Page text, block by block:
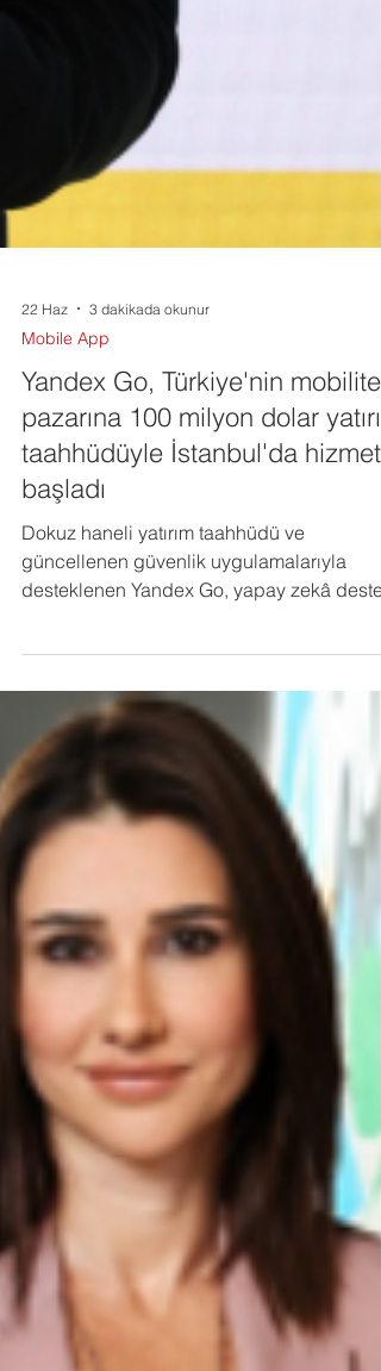
22 Haz 3 dakikada okunur
Mobile App
Yandex Go, Türkiye'nin mobilite
pazarına 100 milyon dolar
taahhüdüyle İstanbul'da hizmete
başladı
Dokuz haneli yatırım taahhüdü ve
güncellenen güvenlik uygulamalarıyla
araç çağırma deneyimini yaklaşık 16 milyon
nüfusa sahip İstanbul'daki kullanıcılarla
buluşturuyor.